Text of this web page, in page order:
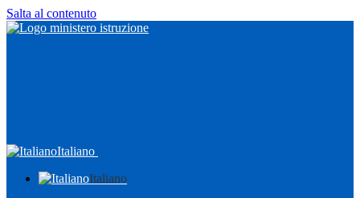
Salta al contenuto
Italiano
Italiano